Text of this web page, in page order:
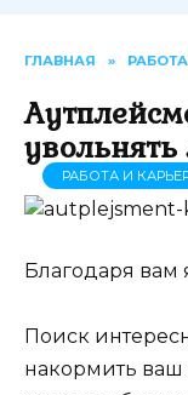
ГЛАВНАЯ »
РАБОТА И
Благодаря вам
Поиск
накормить